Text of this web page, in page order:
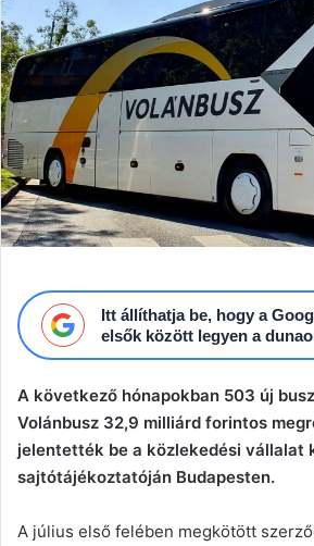
Itt állíthatja be, hogy a
elsők között legyen a
A következő hónapokban 503 új
Volánbusz 32,9 milliárd forintos
jelentették be a közlekedési vállalat
sajtótájékoztatóján Budapesten.
A július első felében megkötött